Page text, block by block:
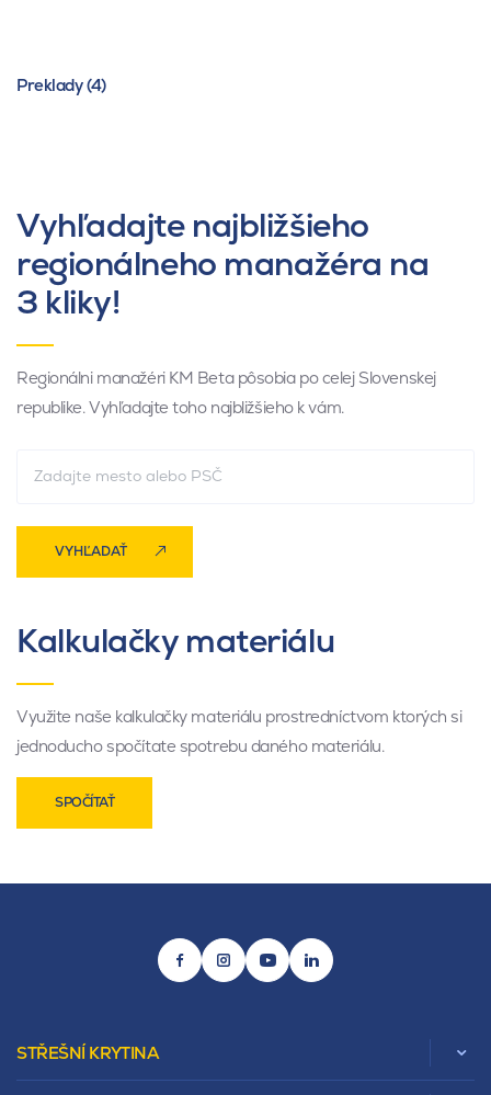
Preklady (4)
Vyhľadajte najbližšieho
regionálneho manažéra na
3 kliky!
Regionálni manažéri KM Beta pôsobia po celej Slovenskej
republike. Vyhľadajte toho najbližšieho k vám.
VYHĽADAŤ
Kalkulačky materiálu
Využite naše kalkulačky materiálu prostredníctvom ktorých si
jednoducho spočítate spotrebu daného materiálu.
SPOČÍTAŤ
STŘEŠNÍ KRYTINA